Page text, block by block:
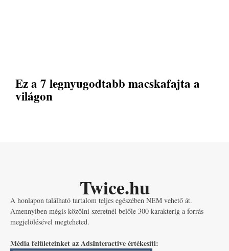
Ez a 7 legnyugodtabb macskafajta a
világon
Twice.hu
A honlapon található tartalom teljes egészében NEM vehető át.
Amennyiben mégis közölni szeretnél belőle 300 karakterig a forrás
megjelölésével megteheted.
Média felületeinket az AdsInteractive értékesíti: